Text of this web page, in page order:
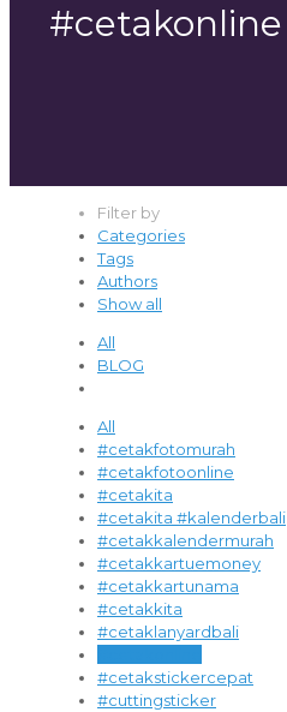
#cetakonline
Filter by
Categories
Tags
Authors
Show all
All
BLOG
All
#cetakfotomurah
#cetakfotoonline
#cetakita
#cetakita #kalenderbali
#cetakkalendermurah
#cetakkartuemoney
#cetakkartunama
#cetakkita
#cetaklanyardbali
#cetakstickercepat
#cuttingsticker